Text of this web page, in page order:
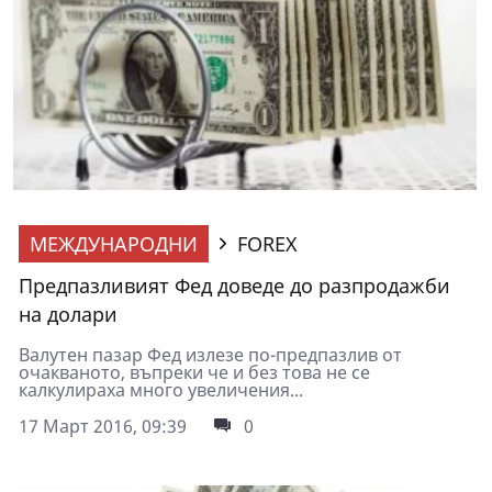
МЕЖДУНАРОДНИ
FOREX
Предпазливият Фед доведе до разпродажби
на долари
Валутен пазар Фед излезе по-предпазлив от
очакваното, въпреки че и без това не се
калкулираха много увеличения...
17 Март 2016, 09:39
0